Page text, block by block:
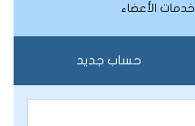
خدمات الأعضاء
حساب جديد